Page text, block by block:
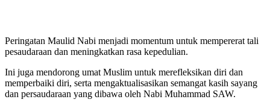
Peringatan Maulid Nabi menjadi momentum untuk mempererat tali
pesaudaraan dan meningkatkan rasa kepedulian.
Ini juga mendorong umat Muslim untuk merefleksikan diri dan
memperbaiki diri, serta mengaktualisasikan semangat kasih sayang
dan persaudaraan yang dibawa oleh Nabi Muhammad SAW.